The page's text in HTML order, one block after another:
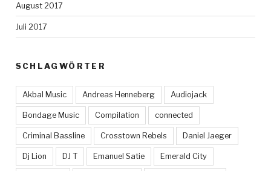
August 2017
Juli 2017
SCHLAGWÖRTER
Akbal Music Andreas Henneberg Audiojack
Bondage Music Compilation connected
Criminal Bassline Crosstown Rebels Daniel Jaeger
Dj Lion DJ T Emanuel Satie Emerald City